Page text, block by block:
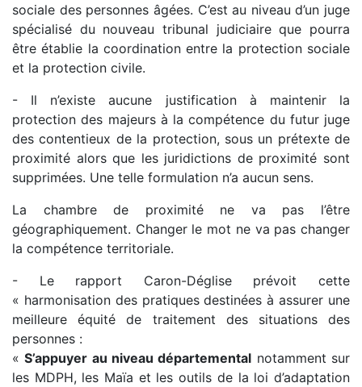
sociale des personnes âgées. C’est au niveau d’un juge
spécialisé du nouveau tribunal judiciaire que pourra
être établie la coordination entre la protection sociale
et la protection civile.
- Il n’existe aucune justification à maintenir la
protection des majeurs à la compétence du futur juge
des contentieux de la protection, sous un prétexte de
proximité alors que les juridictions de proximité sont
supprimées. Une telle formulation n’a aucun sens.
La chambre de proximité ne va pas l’être
géographiquement. Changer le mot ne va pas changer
la compétence territoriale.
- Le rapport Caron-Déglise prévoit cette
« harmonisation des pratiques destinées à assurer une
meilleure équité de traitement des situations des
personnes :
«S’appuyer au niveau départemental notamment sur
les MDPH, les Maïa et les outils de la loi d’adaptation